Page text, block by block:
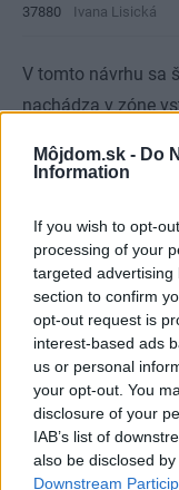
Môjdom.sk - Do
Information
If you wish to opt-
processing of your
targeted
section to confirm
opt-out request is
interest-based ads
us or personal
your opt-out. You
disclosure of your
IAB’s list of
also be disclosed
Downstream
37880 Ivana Lisická
V tomto návrhu sa
nachádza v zóne
obdĺžnikový
osvetlenia v zóne